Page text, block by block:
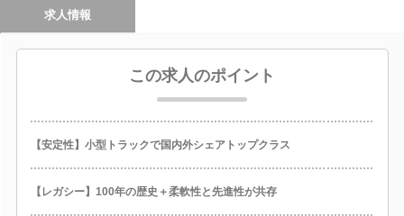
求人情報
この求人のポイント
【安定性】小型トラックで国内外シェアトップクラス
【レガシー】100年の歴史＋柔軟性と先進性が共存